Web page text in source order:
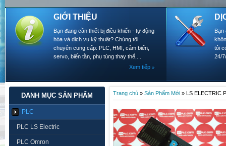
GIỚI THIỆU
Bạn đang cần thiết bị điều khiển - tự động
hóa và dịch vụ kỹ thuật? Chúng tôi
chuyên cung cấp: PLC, HMI, cảm biến,
servo, biến tần, phụ tùng thay thế,...
Xem tiếp
Bạn
tôi
24/
DANH MỤC SẢN PHẨM
PLC
PLC LS Electric
PLC Omron
Trang chủ » Sản Phẩm Mới » LS ELECTRIC